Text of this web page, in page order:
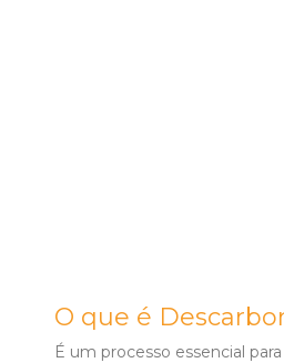
O que é
É um processo essencial